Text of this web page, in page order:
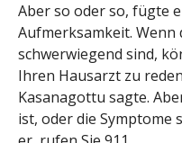
Aber so oder so, fügte
Aufmerksamkeit. Wenn
schwerwiegend sind,
Ihren Hausarzt zu
Kasanagottu sagte.
ist, oder die Symptome